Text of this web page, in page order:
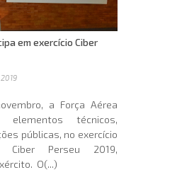
em exercício Ciber
a Força Aérea
elementos técnicos,
públicas, no exercício
Ciber Perseu 2019,
O(...)